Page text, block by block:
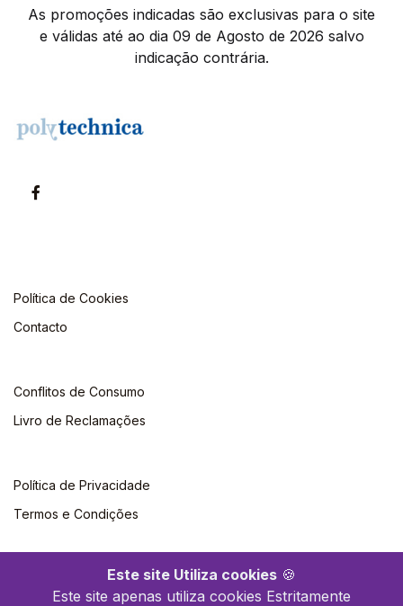
Este site Utiliza cookies 🍪
Este site apenas utiliza cookies Estritamente
As promoções indicadas são exclusivas para o site
e válidas até ao dia 09 de Agosto de 2026 salvo
indicação contrária.
Política de Cookies
Contacto
Conflitos de Consumo
Livro de Reclamações
Política de Privacidade
Termos e Condições